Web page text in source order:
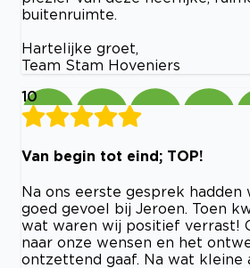
buitenruimte.
Hartelijke groet,
Team Stam Hoveniers
10
Van begin tot eind; TOP!
Na ons eerste gesprek hadden
goed gevoel bij Jeroen. Toen
wat waren wij positief verrast!
naar onze wensen en het
ontzettend gaaf. Na wat kleine